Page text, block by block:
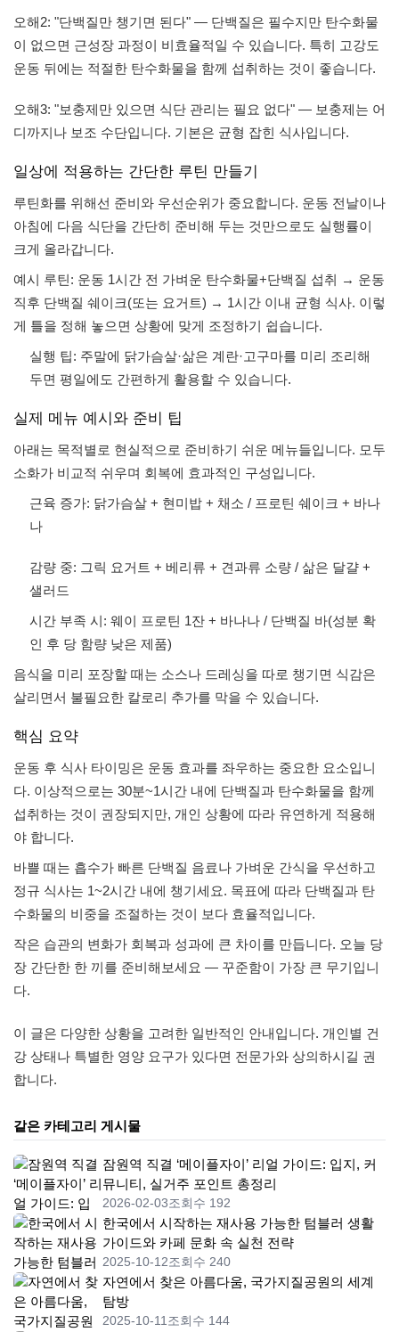
오해2: "단백질만 챙기면 된다" — 단백질은 필수지만 탄수화물
이 없으면 근성장 과정이 비효율적일 수 있습니다. 특히 고강도
운동 뒤에는 적절한 탄수화물을 함께 섭취하는 것이 좋습니다.
오해3: "보충제만 있으면 식단 관리는 필요 없다" — 보충제는 어
디까지나 보조 수단입니다. 기본은 균형 잡힌 식사입니다.
일상에 적용하는 간단한 루틴 만들기
루틴화를 위해선 준비와 우선순위가 중요합니다. 운동 전날이나
아침에 다음 식단을 간단히 준비해 두는 것만으로도 실행률이
크게 올라갑니다.
예시 루틴: 운동 1시간 전 가벼운 탄수화물+단백질 섭취 → 운동
직후 단백질 쉐이크(또는 요거트) → 1시간 이내 균형 식사. 이렇
게 틀을 정해 놓으면 상황에 맞게 조정하기 쉽습니다.
실행 팁: 주말에 닭가슴살·삶은 계란·고구마를 미리 조리해
두면 평일에도 간편하게 활용할 수 있습니다.
실제 메뉴 예시와 준비 팁
아래는 목적별로 현실적으로 준비하기 쉬운 메뉴들입니다. 모두
소화가 비교적 쉬우며 회복에 효과적인 구성입니다.
근육 증가: 닭가슴살 + 현미밥 + 채소 / 프로틴 쉐이크 + 바나
나
감량 중: 그릭 요거트 + 베리류 + 견과류 소량 / 삶은 달걀 +
샐러드
시간 부족 시: 웨이 프로틴 1잔 + 바나나 / 단백질 바(성분 확
인 후 당 함량 낮은 제품)
음식을 미리 포장할 때는 소스나 드레싱을 따로 챙기면 식감은
살리면서 불필요한 칼로리 추가를 막을 수 있습니다.
핵심 요약
운동 후 식사 타이밍은 운동 효과를 좌우하는 중요한 요소입니
다. 이상적으로는 30분~1시간 내에 단백질과 탄수화물을 함께
섭취하는 것이 권장되지만, 개인 상황에 따라 유연하게 적용해
야 합니다.
바쁠 때는 흡수가 빠른 단백질 음료나 가벼운 간식을 우선하고
정규 식사는 1~2시간 내에 챙기세요. 목표에 따라 단백질과 탄
수화물의 비중을 조절하는 것이 보다 효율적입니다.
작은 습관의 변화가 회복과 성과에 큰 차이를 만듭니다. 오늘 당
장 간단한 한 끼를 준비해보세요 — 꾸준함이 가장 큰 무기입니
다.
이 글은 다양한 상황을 고려한 일반적인 안내입니다. 개인별 건
강 상태나 특별한 영양 요구가 있다면 전문가와 상의하시길 권
합니다.
같은 카테고리 게시물
잠원역 직결 ‘메이플자이’ 리얼 가이드: 입지, 커
뮤니티, 실거주 포인트 총정리
2026-02-03조회수 192
한국에서 시작하는 재사용 가능한 텀블러 생활
가이드와 카페 문화 속 실천 전략
2025-10-12조회수 240
자연에서 찾은 아름다움, 국가지질공원의 세계
탐방
2025-10-11조회수 144